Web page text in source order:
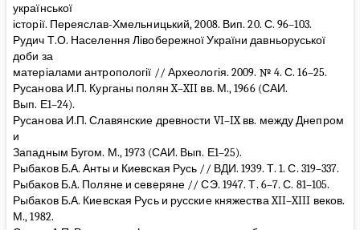
української
історії. Переяслав-Хмельницький, 2008. Вип. 20. С. 96–103.
Рудич Т.О. Населення Лівобережної України давньоруської
доби за
матеріалами антропології // Археологія. 2009. № 4. С. 16–25.
Русанова И.П. Курганы полян X–XII вв. М., 1966 (САИ.
Вып. Е1–24).
Русанова И.П. Славянские древности VI–IX вв. между Днепром
и
Западным Бугом. М., 1973 (САИ. Вып. Е1–25).
Рыбаков Б.А. Анты и Киевская Русь // ВДИ. 1939. Т. 1. С. 319–337.
Рыбаков Б.A. Поляне и северяне // СЭ. 1947. Т. 6–7. С. 81–105.
Рыбаков Б.А. Киевская Русь и русские княжества XII–XIII веков.
М., 1982.